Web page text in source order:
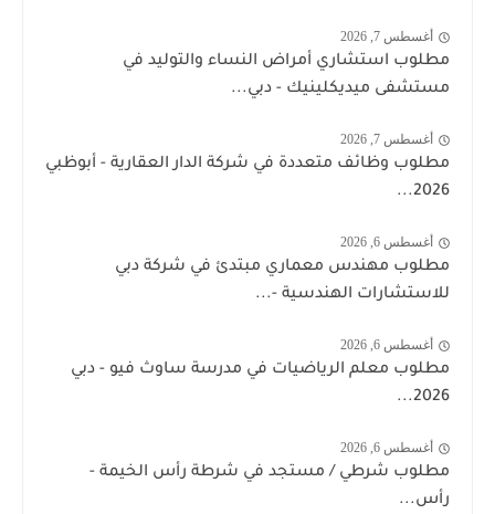
أغسطس 7, 2026
مطلوب استشاري أمراض النساء والتوليد في
مستشفى ميديكلينيك - دبي...
أغسطس 7, 2026
مطلوب وظائف متعددة في شركة الدار العقارية - أبوظبي
2026...
أغسطس 6, 2026
مطلوب مهندس معماري مبتدئ في شركة دبي
للاستشارات الهندسية -...
أغسطس 6, 2026
مطلوب معلم الرياضيات في مدرسة ساوث فيو - دبي
2026...
أغسطس 6, 2026
مطلوب شرطي / مستجد في شرطة رأس الخيمة -
رأس...